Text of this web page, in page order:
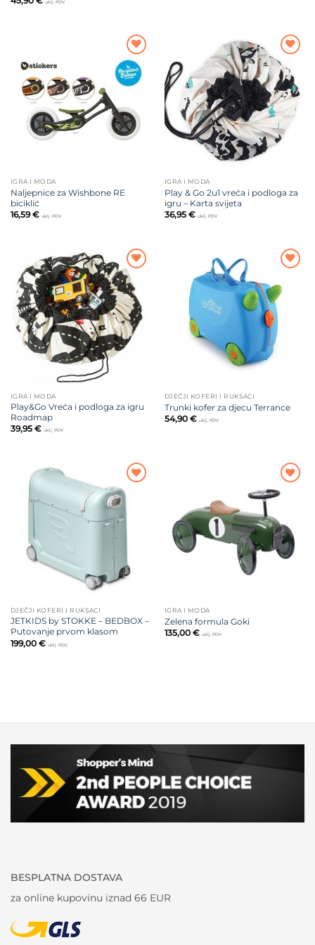
uklj. PDV
Dodajte
na listu
želja
IGRA I MODA
Naljepnice za Wishbone RE
biciklić
16,59€ uklj. PDV
Dodajte
na listu
želja
IGRA I MODA
Play & Go 2u1 vreća i podloga za
igru – Karta svijeta
36,95 € uklj. PDV
Dodajte
na listu
želja
IGRA I MODA
Play&Go Vreća i podloga za igru
Roadmap
39,95 € uklj. PDV
na listu
želja
DJEČJI KOFERI I RUKSACI
Trunki kofer za djecu Terrance
54,90 € uklj. PDV
Dodajte
na listu
DJEČJI KOFERI I RUKSACI
JETKIDS by STOKKE – BEDBOX –
Putovanje prvom klasom
199,00 € uklj. PDV
Dodajte
na listu
IGRA I MODA
Zelena formula Goki
135,00 € uklj. PDV
BESPLATNA DOSTAVA
za online kupovinu iznad 66 EUR